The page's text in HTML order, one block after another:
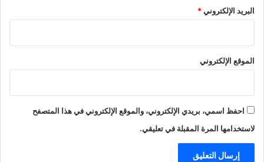
البريد الإلكتروني*
الموقع الإلكتروني
احفظ اسمي، بريدي الإلكتروني، والموقع الإلكتروني في هذا المتصفح
لاستخدامها المرة المقبلة في تعليقي.